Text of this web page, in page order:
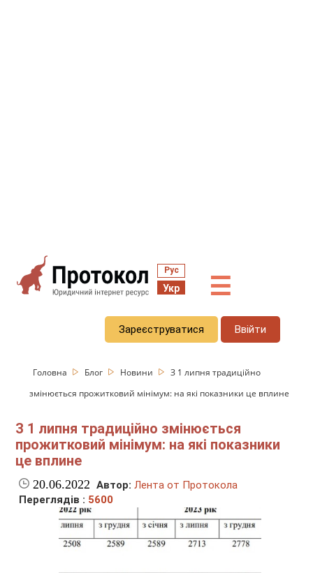
Рус
Укр ☰
Зареєструватися Ввійти
Головна Блог Новини
З 1 липня традиційно
змінюється прожитковий мінімум: на які показники це вплине
З 1 липня традиційно змінюється
прожитковий мінімум: на які показники
це вплине
20.06.2022 Автор: Лента от Протокола
Переглядів : 5600